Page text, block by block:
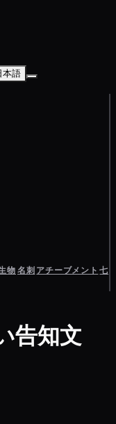
本語
物名刺 アチーブメント 七
告知文